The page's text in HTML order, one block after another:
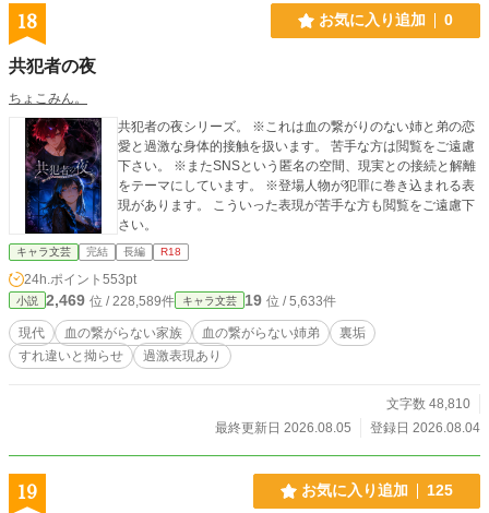
18 お気に入り追加 0
共犯者の夜
ちょこみん。
共犯者の夜シリーズ。 ※これは血の繋がりのない姉と弟の恋
愛と過激な身体的接触を扱います。 苦手な方は閲覧をご遠慮
下さい。 ※またSNSという匿名の空間、現実との接続と解離
をテーマにしています。 ※登場人物が犯罪に巻き込まれる表
現があります。 こういった表現が苦手な方も閲覧をご遠慮下
さい。
キャラ文芸 完結 長編 R18
24h.ポイント 553pt
小説 2,469 位 / 228,589件 キャラ文芸 19 位 / 5,633件
現代 血の繋がらない家族 血の繋がらない姉弟
裏垢
すれ違いと拗らせ
過激表現あり
文字数 48,810
最終更新日 2026.08.05
登録日 2026.08.04
19 お気に入り追加 125